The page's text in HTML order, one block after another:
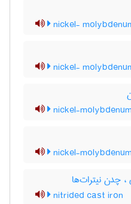
nickel-
nickel-
nickel-
nickel-
، چدن نیترات‌ها
nitrided cast iron